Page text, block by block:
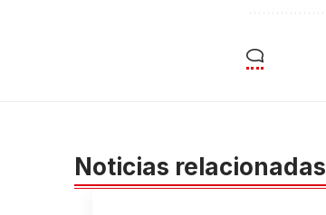
Noticias relacionadas